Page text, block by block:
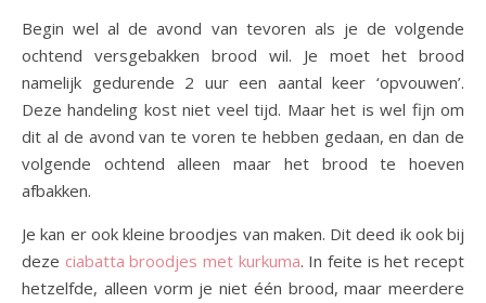
Begin wel al de avond van tevoren als je de volgende
ochtend versgebakken brood wil. Je moet het brood
namelijk gedurende 2 uur een aantal keer ‘opvouwen’.
Deze handeling kost niet veel tijd. Maar het is wel fijn om
dit al de avond van te voren te hebben gedaan, en dan de
volgende ochtend alleen maar het brood te hoeven
afbakken.
Je kan er ook kleine broodjes van maken. Dit deed ik ook bij
deze ciabatta broodjes met kurkuma. In feite is het recept
hetzelfde, alleen vorm je niet één brood, maar meerdere